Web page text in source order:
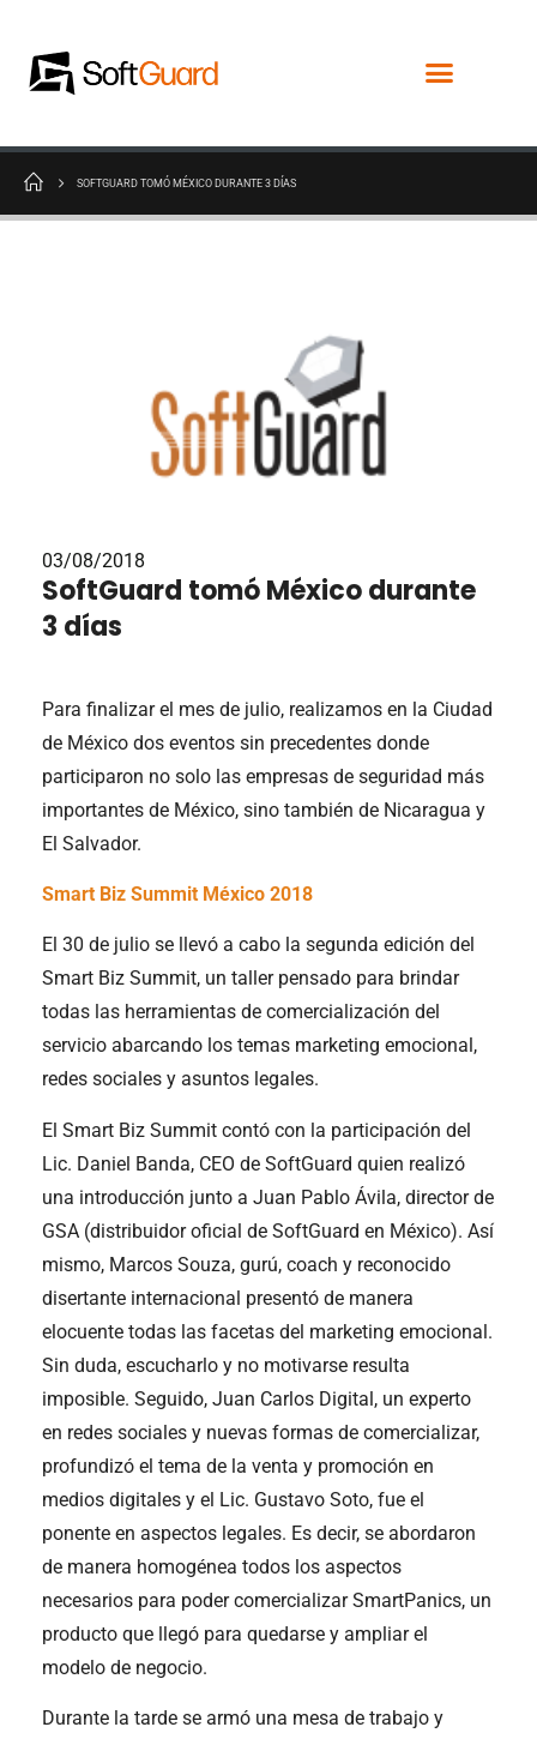
SOFTGUARD TOMÓ MÉXICO DURANTE 3 DÍAS
03/08/2018
SoftGuard tomó México durante
3 días
Para finalizar el mes de julio, realizamos en la Ciudad
de México dos eventos sin precedentes donde
participaron no solo las empresas de seguridad más
importantes de México, sino también de Nicaragua y
El Salvador.
Smart Biz Summit México 2018
El 30 de julio se llevó a cabo la segunda edición del
Smart Biz Summit, un taller pensado para brindar
todas las herramientas de comercialización del
servicio abarcando los temas marketing emocional,
redes sociales y asuntos legales.
El Smart Biz Summit contó con la participación del
Lic. Daniel Banda, CEO de SoftGuard quien realizó
una introducción junto a Juan Pablo Ávila, director de
GSA (distribuidor oficial de SoftGuard en México). Así
mismo, Marcos Souza, gurú, coach y reconocido
disertante internacional presentó de manera
elocuente todas las facetas del marketing emocional.
Sin duda, escucharlo y no motivarse resulta
imposible. Seguido, Juan Carlos Digital, un experto
en redes sociales y nuevas formas de comercializar,
profundizó el tema de la venta y promoción en
medios digitales y el Lic. Gustavo Soto, fue el
ponente en aspectos legales. Es decir, se abordaron
de manera homogénea todos los aspectos
necesarios para poder comercializar SmartPanics, un
producto que llegó para quedarse y ampliar el
modelo de negocio.
Durante la tarde se armó una mesa de trabajo y